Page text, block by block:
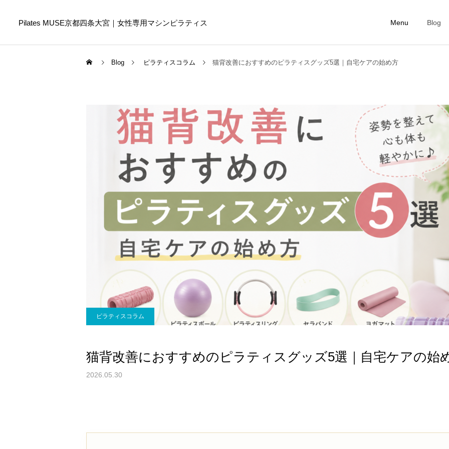
Pilates MUSE京都四条大宮｜女性専用マシンピラティス Menu Blog
Online Pilates First Lesson Personal Ticket
ピラティスコラム
ピラティスは筋トレの代わ
りになる？違いや目的に合
わせた選び方を解説
ピラティスコラム
美容のために今日からやめ
たい5つの生活習慣｜内側
からきれいを育てる第一歩
ピラティスコラム
インナービューティーと
は？今日から始める身体の
Blog ピラティスコラム 猫背改善におすすめのピラティスグッズ5選｜自宅ケアの始め方
ピラティスコラム
猫背改善におすすめのピラティスグッズ5選｜自宅ケアの始
2026.05.30